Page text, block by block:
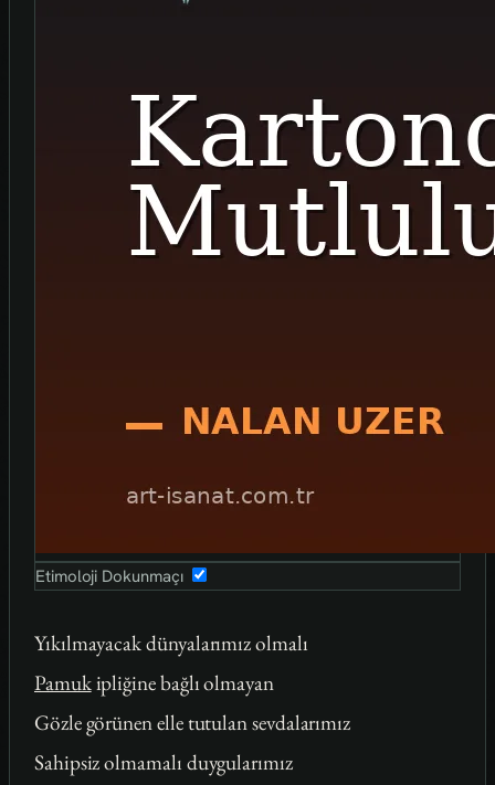
Etimoloji Dokunmaçı
Yıkılmayacak dünyalarımız olmalı
Pamukipliğine bağlı olmayan
Gözle görünen elle tutulan sevdalarımız
Sahipsiz olmamalı duygularımız